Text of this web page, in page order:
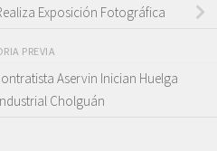
Exposición Fotográfica
PREVIA
Aservin Inician Huelga
Cholguán